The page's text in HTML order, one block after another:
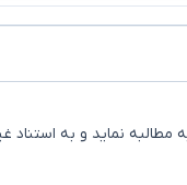
مطالبه نماید و به